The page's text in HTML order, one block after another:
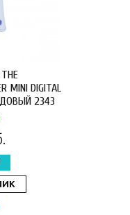
MINI DIGITAL
2343